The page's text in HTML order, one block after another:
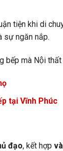
tiện khi di
sự ngăn nắp.
bếp mà Nội
tại Vĩnh Phúc
đạo, kết hợp